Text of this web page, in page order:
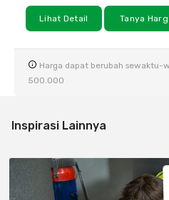
Lihat Detail Tanya
Harga dapat berubah sewaktu-
500.000
Inspirasi Lainnya